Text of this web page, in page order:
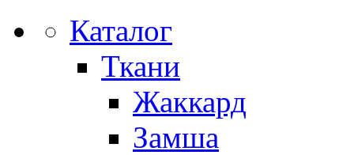
Каталог
Ткани
Жаккард
Замша